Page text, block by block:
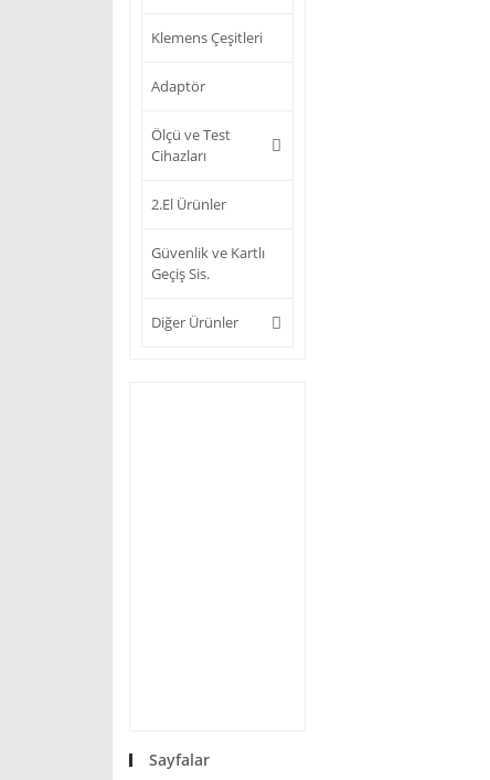
Klemens Çeşitleri
Adaptör
Ölçü ve Test
Cihazları
2.El Ürünler
Güvenlik ve Kartlı
Geçiş Sis.
Diğer Ürünler
Sayfalar